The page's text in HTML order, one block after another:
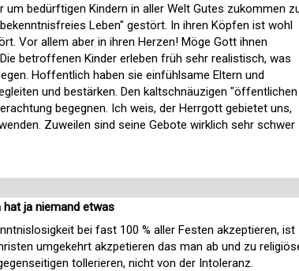
um bedürftigen Kindern in aller Welt Gutes zukommen
Leben" gestört. In ihren Köpfen ist wohl
Vor allem aber in ihren Herzen! Möge Gott ihnen
betroffenen Kinder erleben früh sehr realistisch, was
Hoffentlich haben sie einfühlsame Eltern und
und bestärken. Den kaltschnäuzigen "öffentlichen
begegnen. Ich weis, der Herrgott gebietet uns,
Zuweilen sind seine Gebote wirklich sehr schwer
hat ja niemand etwas
bei fast 100 % aller Festen akzeptieren, ist
umgekehrt akzpetieren das man ab und zu
tollerieren, nicht von der Intoleranz.